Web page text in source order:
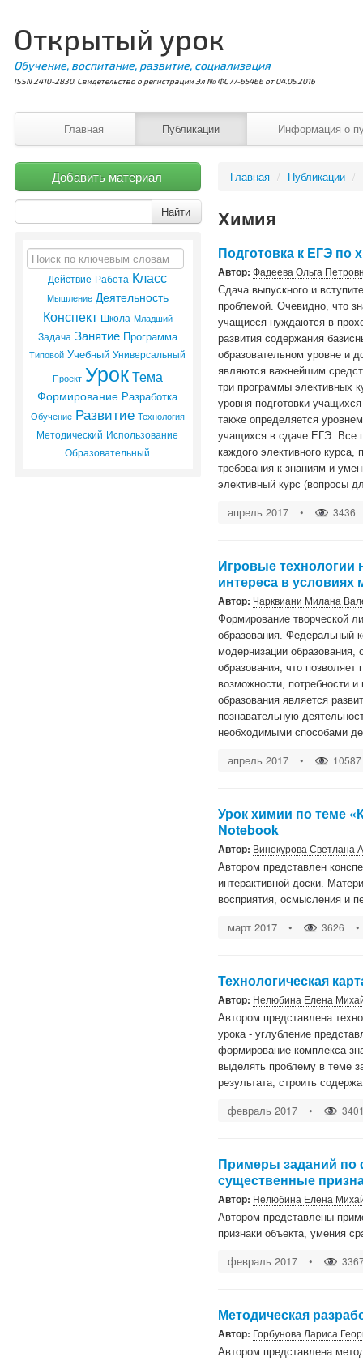
Открытый урок
Обучение, воспитание, развитие, социализация
ISSN 2410-2830. Свидетельство о регистрации Эл № ФС77-65466 от 04.05.2016
Главная Публикации Информация о
Добавить материал
Найти
Действие Работа Класс
Мышление Деятельность
Конспект Школа Младший
Задача Занятие Программа
Типовой Учебный Универсальный
Проект УрокТема
Формирование Разработка
Обучение Развитие Технология
Методический Использование
Образовательный
Главная / Публикации /
Химия
Подготовка к ЕГЭ по
Автор: Фадеева Ольга
Сдача выпускного и
проблемой. Очевидно, что
учащиеся нуждаются в
развития содержания
образовательном уровне и
являются важнейшим
три программы элективных
уровня подготовки
также определяется
учащихся в сдаче ЕГЭ. Все
каждого элективного
требования к знаниям и
элективный курс (вопросы
апрель 2017 • 3436
Игровые технологии
интереса в
Автор: Чарквиани Милана
Формирование творческой
образования. Федеральный
модернизации образования,
образования, что
возможности, потребности
образования является
познавательную
необходимыми способами
апрель 2017 • 10587
Урок химии по теме
Notebook
Автор: Винокурова Светлана
Автором представлен
интерактивной доски.
восприятия, осмысления и
март 2017 • 3626 •
Технологическая
Автор: Нелюбина Елена
Автором представлена
урока - углубление
формирование комплекса
выделять проблему в теме
результата, строить
февраль 2017 •
Примеры заданий по
существенные
Автор: Нелюбина Елена
Автором представлены
признаки объекта, умения
февраль 2017 •
Методическая
Автор: Горбунова Лариса
Автором представлена